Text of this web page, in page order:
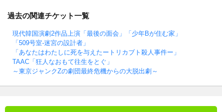
過去の関連チケット一覧
現代韓国演劇2作品上演「最後の面会」「少年Bが住む家」
「509号室-迷宮の設計者」
「あなたはわたしに死を与えたートリカブト殺人事件ー」
TAAC「狂人なおもて往生をとぐ」
～東京ジャンクZの劇団最終危機からの大脱出劇～